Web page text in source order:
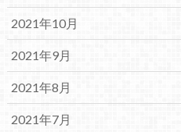
2021年10月
2021年9月
2021年8月
2021年7月